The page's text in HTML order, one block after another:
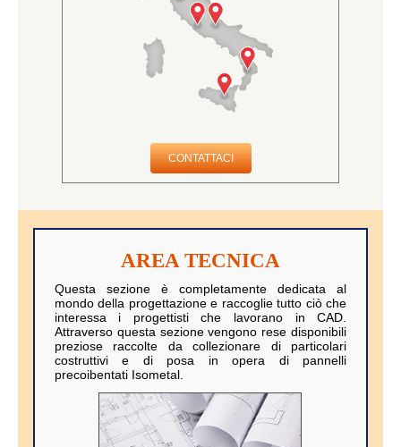
CONTATTACI
AREA TECNICA
Questa sezione è completamente dedicata al
mondo della progettazione e raccoglie tutto ciò che
interessa i progettisti che lavorano in CAD.
Attraverso questa sezione vengono rese disponibili
preziose raccolte da collezionare di particolari
costruttivi e di posa in opera di pannelli
precoibentati Isometal.